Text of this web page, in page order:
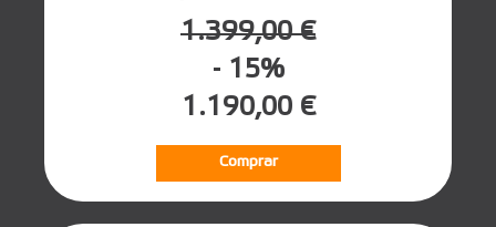
1.399,00 €
- 15%
1.190,00 €
Comprar